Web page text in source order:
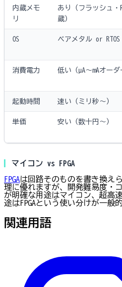
内蔵メモ
リ
あり（フラッシュ・
蔵）
OS ベアメタル or RTOS
消費電力 低い（µA〜mAオーダ
起動時間 速い（ミリ秒〜）
単価 安い（数十円〜）
マイコン vs FPGA
FPGAは回路そのものを書き換え
理に優れますが、開発難易度・
が明確な用途はマイコン、超高
途はFPGAという使い分けが一般
関連用語